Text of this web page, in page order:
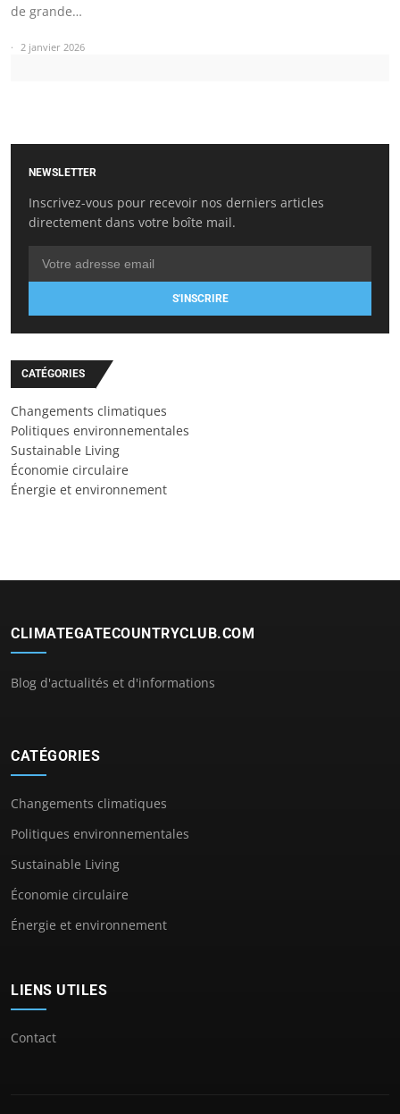
de grande…
2 janvier 2026
NEWSLETTER
Inscrivez-vous pour recevoir nos derniers articles
directement dans votre boîte mail.
S'INSCRIRE
CATÉGORIES
Changements climatiques
Politiques environnementales
Sustainable Living
Économie circulaire
Énergie et environnement
CLIMATEGATECOUNTRYCLUB.COM
Blog d'actualités et d'informations
CATÉGORIES
Changements climatiques
Politiques environnementales
Sustainable Living
Économie circulaire
Énergie et environnement
LIENS UTILES
Contact